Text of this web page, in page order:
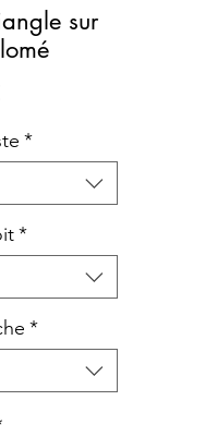
sur
Prix
*
*
*